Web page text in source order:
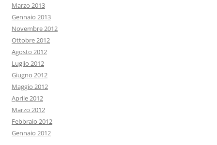
Marzo 2013
Gennaio 2013
Novembre 2012
Ottobre 2012
Agosto 2012
Luglio 2012
Giugno 2012
Maggio 2012
Aprile 2012
Marzo 2012
Febbraio 2012
Gennaio 2012